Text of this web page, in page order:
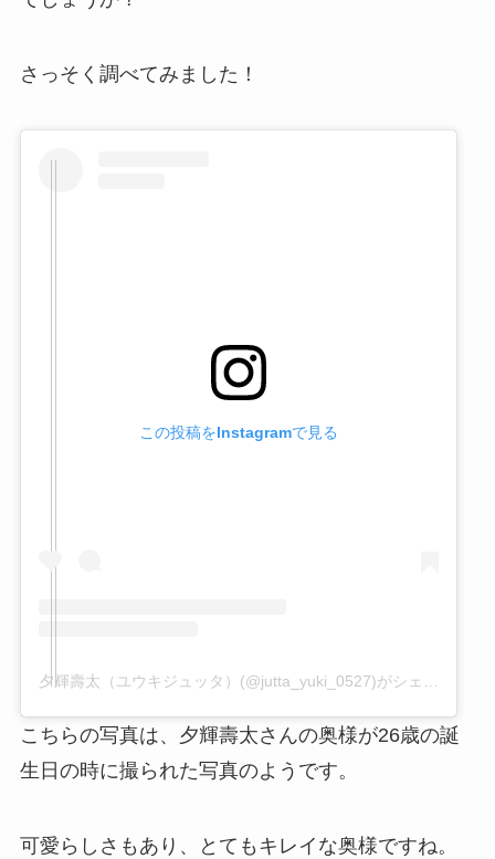
さっそく調べてみました！
この投稿をInstagramで見る
こちらの写真は、夕輝壽太さんの奥様が26歳の誕
生日の時に撮られた写真のようです。
可愛らしさもあり、とてもキレイな奥様ですね。